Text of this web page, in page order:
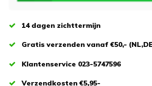
14 dagen zichttermijn
Gratis verzenden vanaf €50,-
Klantenservice 023-5747596
Verzendkosten €5,95-